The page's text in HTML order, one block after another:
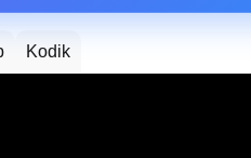
Kodik
колдуна S-ранга